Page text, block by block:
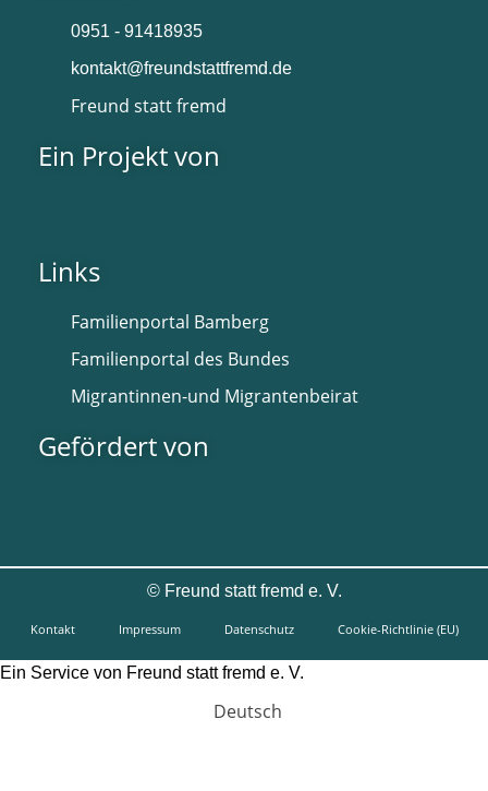
0951 - 91418935
kontakt@freundstattfremd.de
Freund statt fremd
Ein Projekt von
Links
Familienportal Bamberg
Familienportal des Bundes
Migrantinnen-und Migrantenbeirat
Gefördert von
©Freund statt fremd e. V.
Kontakt Impressum Datenschutz Cookie-Richtlinie (EU)
Ein Service von Freund statt fremd e. V.
Deutsch